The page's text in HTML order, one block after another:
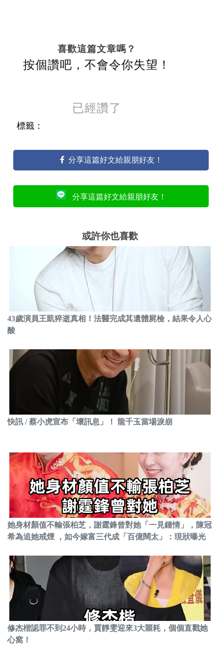
喜歡這篇文章嗎？
按個讚吧，不會令你失望！
已經讚了
標籤：
分享這篇好文給親朋好友！
分享這篇好文給親朋好友！
或許你也喜歡
43歲演員王凱猝逝真相！法醫完成其遺體屍檢，結果令人心
酸
快訊 / 蔡小虎宣布「壞訊息」！ 龍千玉當場淚崩
她身材顏值不輸張柏芝，謝霆鋒曾對她「一見鍾情」，陳冠
希為追她戒煙 ，如今嫁富三代成「百億闊太」：現狀曝光
修杰楷認罪不到24小時，賈靜雯迎來3大噩耗，個個直戳她
心窩！